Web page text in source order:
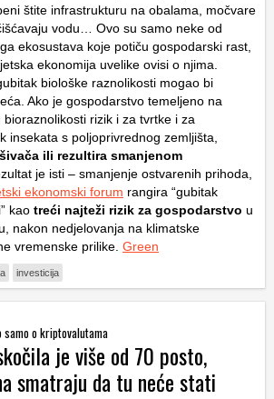
štite infrastrukturu na obalama, močvare
vodu… Ovo su samo neke od
ekosustava koje potiču gospodarski rast,
ekonomija uvelike ovisi o njima.
biološke raznolikosti mogao bi
Ako je gospodarstvo temeljeno na
rizik i za tvrtke i za
insekata s poljoprivrednog zemljišta,
ili rezultira smanjenom
je isti – smanjenje ostvarenih prihoda,
ekonomski forum rangira “gubitak
kao treći najteži rizik za gospodarstvo u
nakon nedjelovanja na klimatske
vremenske prilike. Green
investicija
samo o kriptovalutama
je više od 70 posto,
smatraju da tu neće stati